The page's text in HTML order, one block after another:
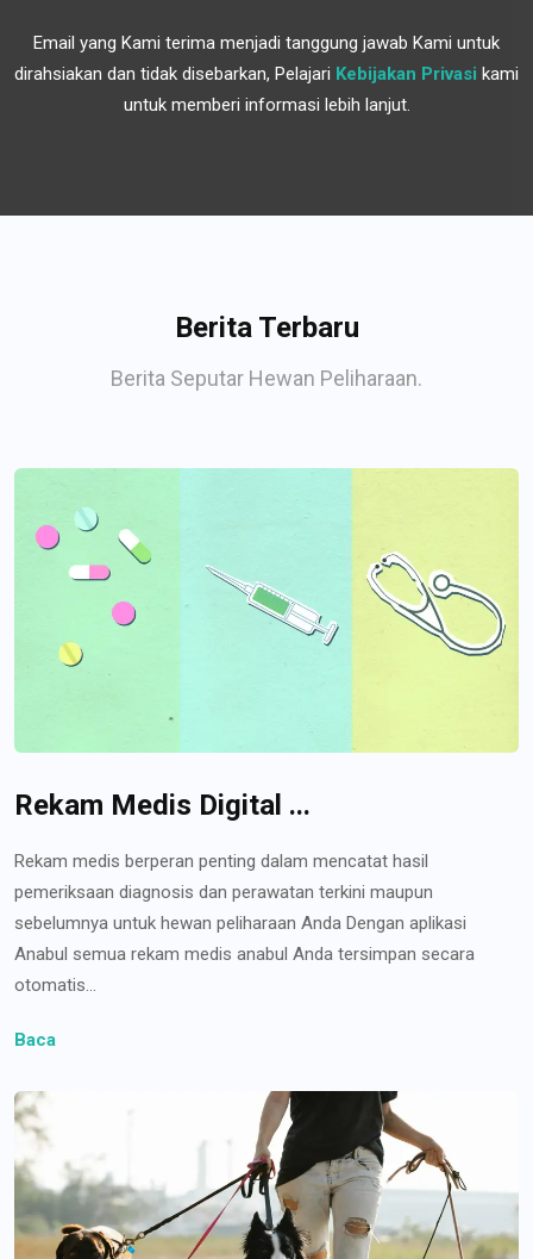
Email yang Kami terima menjadi tanggung jawab Kami untuk
dirahsiakan dan tidak disebarkan, Pelajari Kebijakan Privasi kami
untuk memberi informasi lebih lanjut.
Berita Terbaru
Berita Seputar Hewan Peliharaan.
Rekam Medis Digital ...
Rekam medis berperan penting dalam mencatat hasil
pemeriksaan diagnosis dan perawatan terkini maupun
sebelumnya untuk hewan peliharaan Anda Dengan aplikasi
Anabul semua rekam medis anabul Anda tersimpan secara
otomatis...
Baca